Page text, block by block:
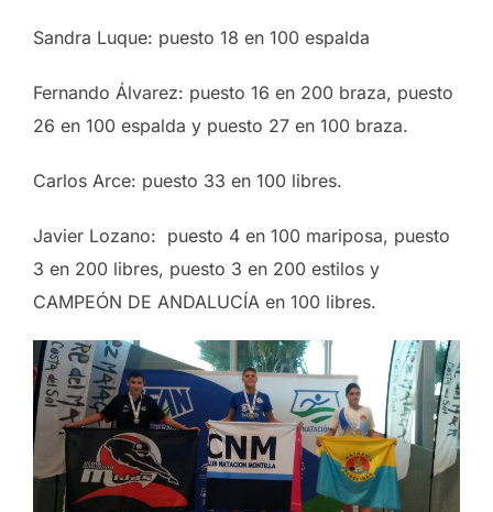
Sandra Luque: puesto 18 en 100 espalda
Fernando Álvarez: puesto 16 en 200 braza, puesto
26 en 100 espalda y puesto 27 en 100 braza.
Carlos Arce: puesto 33 en 100 libres.
Javier Lozano: puesto 4 en 100 mariposa, puesto
3 en 200 libres, puesto 3 en 200 estilos y
CAMPEÓN DE ANDALUCÍA en 100 libres.